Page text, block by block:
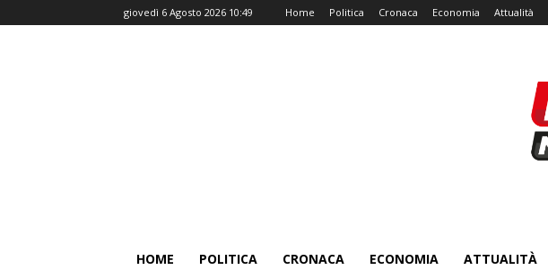
giovedì 6 Agosto 2026 10:49 Home Politica Cronaca Economia Attualità
HOME POLITICA CRONACA ECONOMIA ATTUALITÀ